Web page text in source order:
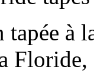
tapée à